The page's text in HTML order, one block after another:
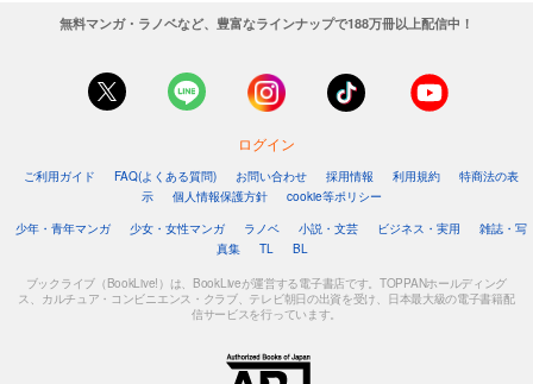
無料マンガ・ラノベなど、豊富なラインナップで188万冊以上配信中！
ログイン
ご利用ガイド FAQ(よくある質問) お問い合わせ 採用情報 利用規約
特商法の表
示
個人情報保護方針
cookie等ポリシー
少年・青年マンガ
少女・女性マンガ ラノベ 小説・文芸 ビジネス・実用
雑誌・写
真集
TL BL
ブックライブ（BookLive!）は、BookLiveが運営する電子書店です。TOPPANホールディング
ス、カルチュア・コンビニエンス・クラブ、テレビ朝日の出資を受け、日本最大級の電子書籍配
信サービスを行っています。